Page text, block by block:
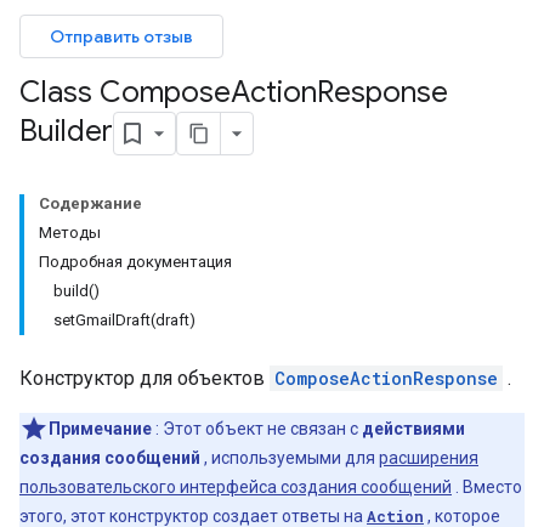
Отправить отзыв
Class ComposeActionResponse
Builder
Содержание
Методы
Подробная документация
build()
setGmailDraft(draft)
Конструктор для объектов ComposeActionResponse .
Примечание : Этот объект не связан с действиями
создания сообщений , используемыми для расширения
пользовательского интерфейса создания сообщений . Вместо
этого, этот конструктор создает ответы на Action , которое